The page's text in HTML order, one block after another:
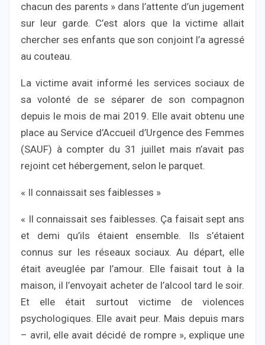
chacun des parents » dans l’attente d’un jugement
sur leur garde. C’est alors que la victime allait
chercher ses enfants que son conjoint l’a agressé
au couteau.
La victime avait informé les services sociaux de
sa volonté de se séparer de son compagnon
depuis le mois de mai 2019. Elle avait obtenu une
place au Service d’Accueil d’Urgence des Femmes
(SAUF) à compter du 31 juillet mais n’avait pas
rejoint cet hébergement, selon le parquet.
« Il connaissait ses faiblesses »
« Il connaissait ses faiblesses. Ça faisait sept ans
et demi qu’ils étaient ensemble. Ils s’étaient
connus sur les réseaux sociaux. Au départ, elle
était aveuglée par l’amour. Elle faisait tout à la
maison, il l’envoyait acheter de l’alcool tard le soir.
Et elle était surtout victime de violences
psychologiques. Elle avait peur. Mais depuis mars
– avril, elle avait décidé de rompre », explique une